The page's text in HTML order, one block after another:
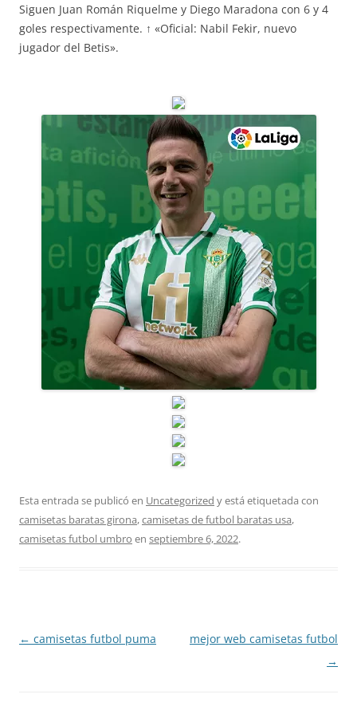
Siguen Juan Román Riquelme y Diego Maradona con 6 y 4
goles respectivamente. ↑ «Oficial: Nabil Fekir, nuevo
jugador del Betis».
Esta entrada se publicó en Uncategorized y está etiquetada con
camisetas baratas girona,camisetas de futbol baratas usa,
camisetas futbol umbro en septiembre 6, 2022.
Navegación
← camisetas futbol puma
mejor web camisetas futbol
→